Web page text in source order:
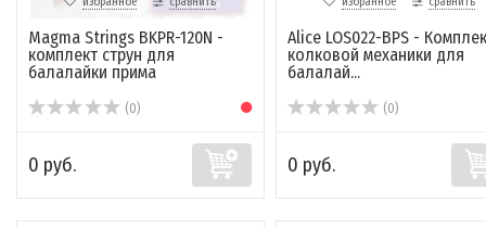
Magma Strings BKPR-120N -
комплект струн для
балалайки прима
(0)
0 руб.
Alice LOS022-BPS -
колковой механики для
балалай...
(0)
0 руб.